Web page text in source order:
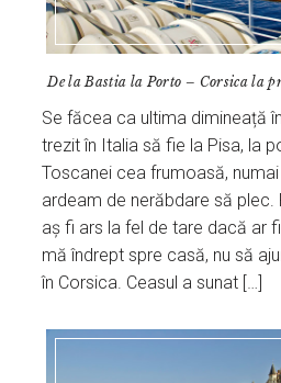
De la Bastia la Porto – Corsica la
Se făcea ca ultima dimineață
trezit în Italia să fie la Pisa, la
Toscanei cea frumoasă,
ardeam de nerăbdare să plec.
aș fi ars la fel de tare dacă ar
mă îndrept spre casă, nu să
în Corsica. Ceasul a sunat […]